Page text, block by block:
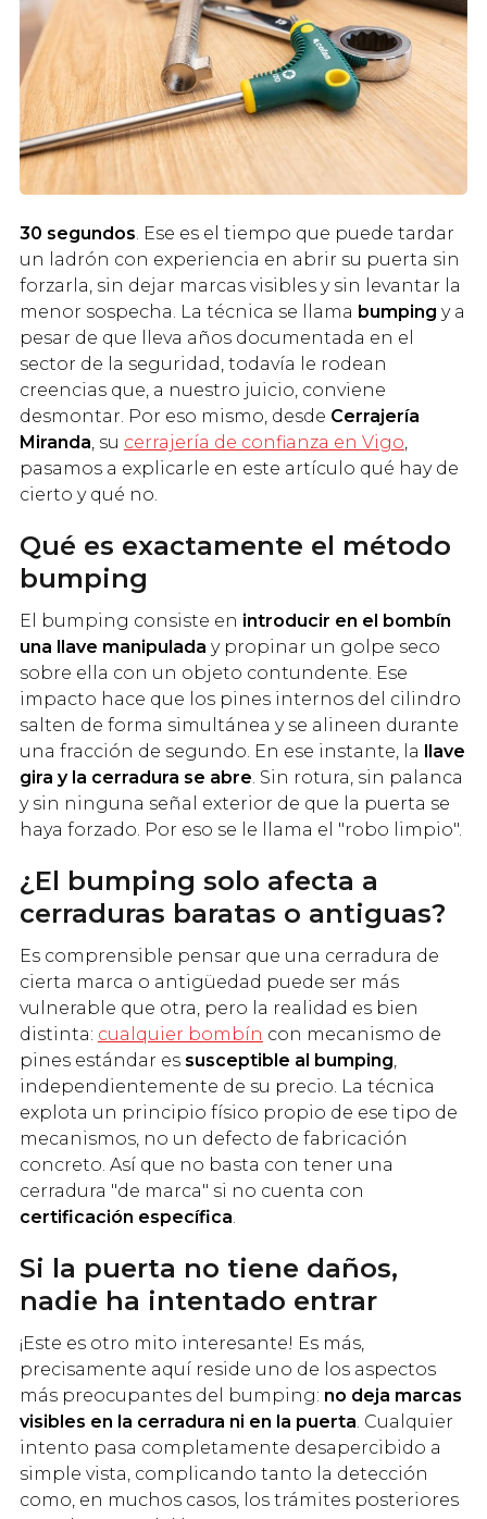
30 segundos. Ese es el tiempo que puede tardar
un ladrón con experiencia en abrir su puerta sin
forzarla, sin dejar marcas visibles y sin levantar la
menor sospecha. La técnica se llama bumping y a
pesar de que lleva años documentada en el
sector de la seguridad, todavía le rodean
creencias que, a nuestro juicio, conviene
desmontar. Por eso mismo, desde Cerrajería
Miranda, su cerrajería de confianza en Vigo,
pasamos a explicarle en este artículo qué hay de
cierto y qué no.
Qué es exactamente el método
bumping
El bumping consiste en introducir en el bombín
una llave manipulada y propinar un golpe seco
sobre ella con un objeto contundente. Ese
impacto hace que los pines internos del cilindro
salten de forma simultánea y se alineen durante
una fracción de segundo. En ese instante, la
llave
gira y la cerradura se abre. Sin rotura, sin palanca
y sin ninguna señal exterior de que la puerta se
haya forzado. Por eso se le llama el "robo limpio".
¿El bumping solo afecta a
cerraduras baratas o antiguas?
Es comprensible pensar que una cerradura de
cierta marca o antigüedad puede ser más
vulnerable que otra, pero la realidad es bien
distinta: cualquier bombín con mecanismo de
pines estándar es susceptible al bumping,
independientemente de su precio. La técnica
explota un principio físico propio de ese tipo de
mecanismos, no un defecto de fabricación
concreto. Así que no basta con tener una
cerradura "de marca" si no cuenta con
certificación específica.
Si la puerta no tiene daños,
nadie ha intentado entrar
¡Este es otro mito interesante! Es más,
precisamente aquí reside uno de los aspectos
más preocupantes del bumping: no deja marcas
visibles en la cerradura ni en la puerta. Cualquier
intento pasa completamente desapercibido a
simple vista, complicando tanto la detección
como, en muchos casos, los trámites posteriores